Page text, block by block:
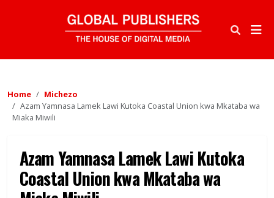
Home
Michezo
Azam Yamnasa Lamek Lawi Kutoka Coastal Union kwa Mkataba wa
Miaka Miwili
Azam Yamnasa Lamek Lawi Kutoka
Coastal Union kwa Mkataba wa